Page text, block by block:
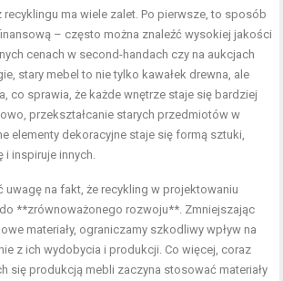
recyklingu ma wiele zalet. Po pierwsze, to sposób
– często można znaleźć wysokiej jakości
cenach w second-handach czy na aukcjach
stary mebel to nie tylko kawałek drewna, ale
co sprawia, że każde wnętrze staje się bardziej
przekształcanie starych przedmiotów w
elementy dekoracyjne staje się formą sztuki,
inspiruje innych.
uwagę na fakt, że recykling w projektowaniu
**zrównoważonego rozwoju**. Zmniejszając
materiały, ograniczamy szkodliwy wpływ na
z ich wydobycia i produkcji. Co więcej, coraz
się produkcją mebli zaczyna stosować materiały